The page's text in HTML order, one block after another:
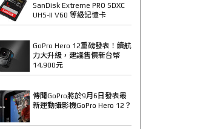
SanDisk Extreme PRO SDXC
UHS-II V60 等級記憶卡
GoPro Hero 12重磅發表！續航
力大升級，建議售價新台幣
14,900元
傳聞GoPro將於9月6日發表最
新運動攝影機GoPro Hero 12？